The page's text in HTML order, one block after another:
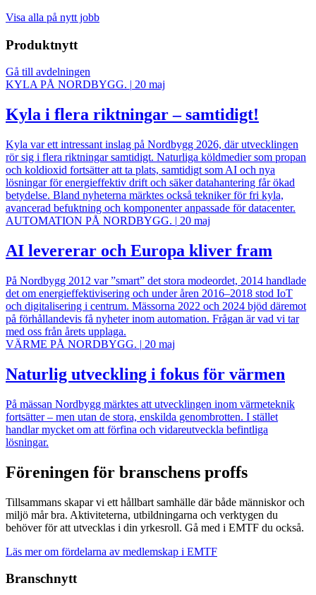
Visa alla på nytt jobb
Produktnytt
Gå till avdelningen
KYLA PÅ NORDBYGG. | 20 maj
Kyla i flera riktningar – samtidigt!
Kyla var ett intressant inslag på Nordbygg 2026, där utvecklingen
rör sig i flera riktningar samtidigt. Naturliga köldmedier som propan
och koldioxid fortsätter att ta plats, samtidigt som AI och nya
lösningar för energieffektiv drift och säker datahantering får ökad
betydelse. Bland nyheterna märktes också tekniker för fri kyla,
avancerad befuktning och komponenter anpassade för datacenter.
AUTOMATION PÅ NORDBYGG. | 20 maj
AI levererar och Europa kliver fram
På Nordbygg 2012 var ”smart” det stora modeordet, 2014 handlade
det om energieffektivisering och under åren 2016–2018 stod IoT
och digitalisering i centrum. Mässorna 2022 och 2024 bjöd däremot
på förhållandevis få nyheter inom automation. Frågan är vad vi tar
med oss från årets upplaga.
VÄRME PÅ NORDBYGG. | 20 maj
Naturlig utveckling i fokus för värmen
På mässan Nordbygg märktes att utvecklingen inom värmeteknik
fortsätter – men utan de stora, enskilda genombrotten. I stället
handlar mycket om att förfina och vidareutveckla befintliga
lösningar.
Föreningen för branschens proffs
Tillsammans skapar vi ett hållbart samhälle där både människor och
miljö mår bra. Aktiviteterna, utbildningarna och verktygen du
behöver för att utvecklas i din yrkesroll. Gå med i EMTF du också.
Läs mer om fördelarna av medlemskap i EMTF
Branschnytt